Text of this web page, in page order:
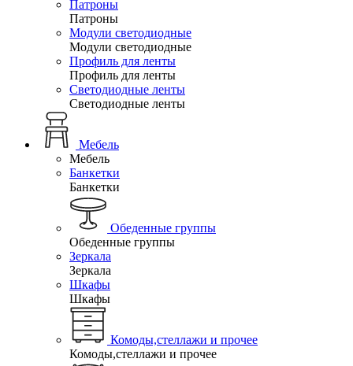
Патроны
Патроны
Модули светодиодные
Модули светодиодные
Профиль для ленты
Профиль для ленты
Светодиодные ленты
Светодиодные ленты
Мебель
Мебель
Банкетки
Банкетки
Обеденные группы
Обеденные группы
Зеркала
Зеркала
Шкафы
Шкафы
Комоды,стеллажи и прочее
Комоды,стеллажи и прочее